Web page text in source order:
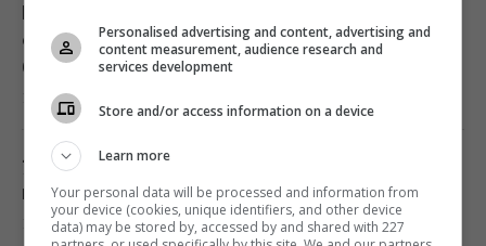
Психологічні пастки та трюки
супермаркетів: як нас змушують платити
більше
11:58 п'ятниця, 07 серпня 2026
79-річна Ротару вперше за довгий час
показала, який вигляд має зараз
11:50 п'ятниця, 07 серпня 2026
Personalised advertising and content, advertising and
content measurement, audience research and
services development
Store and/or access information on a device
Learn more
Your personal data will be processed and information from
your device (cookies, unique identifiers, and other device
data) may be stored by, accessed by and shared with 227